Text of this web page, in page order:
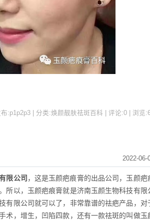
布:p1p2p3 | 分类:焕颜靓肤祛斑百科 | 评论:0 | 浏览:
2022-06-
限公司 ，这是玉颜疤痕膏的出品公司，玉颜疤
所以，玉颜疤痕膏就是济南玉颜生物科技有限
有限公司就可以了，非常靠谱的祛疤产品，对
术，增生，凹陷四款，还有一款祛斑的叫做玉